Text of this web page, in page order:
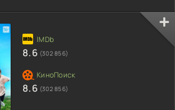
это через фирму хорошо знакомого
полученные на хранение
Каково же было удивление, когда
показала пропажу. Кто мог
8.6 (302 856)
8.6 (302 856)